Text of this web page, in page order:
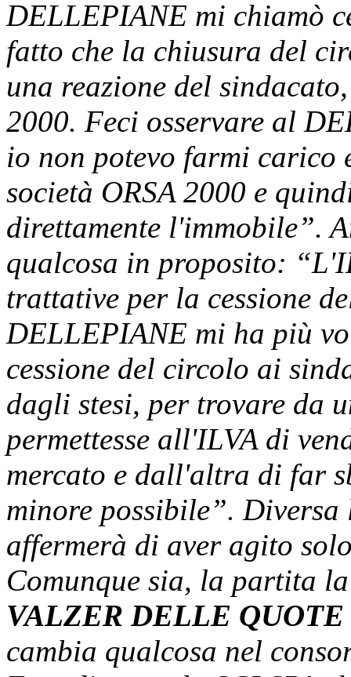
DELLEPIANE mi chiamò
fatto che la chiusura del
una reazione del
2000. Feci osservare al
io non potevo farmi carico
società ORSA 2000 e
direttamente l'immobile”.
qualcosa in proposito:
trattative per la cessione
DELLEPIANE mi ha più
cessione del circolo ai
dagli stesi, per trovare da
permettesse all'ILVA di
mercato e dall'altra di far
minore possibile”.
affermerà di aver agito
Comunque sia, la partita
VALZER DELLE QUOTE
cambia qualcosa nel